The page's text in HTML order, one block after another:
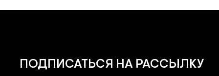
ПОДПИСАТЬСЯ НА РАССЫЛКУ